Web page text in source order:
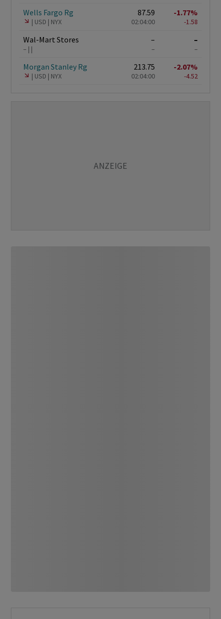
Wells Fargo Rg
USD NYX
87.59
02:04:00
-1.77%
-1.58
Wal-Mart Stores
–
–
–
–
–
Morgan Stanley Rg
USD NYX
213.75
02:04:00
-2.07%
-4.52